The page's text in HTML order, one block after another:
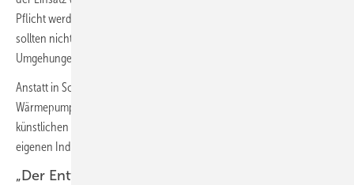
Pflicht werden. Neue KWK-Anlagen, die dieses Kriterium nicht erfüllen,
sollten nicht zugelassen werden. Andernfalls wäre hier für
Umgehungen Tür- und Tor geöffnet.
Anstatt in Scheinlösungen müssen sich die Investitionen auf
Wärmepumpen und grüne Wärmenetze konzentrieren. Mit dem
künstlichen Festhalten an der Gasheizung schadet man so der
eigenen Industrie, den Kunden und dem Klima.“
„Der Entwurf trägt die Handschrift der Gaslobby